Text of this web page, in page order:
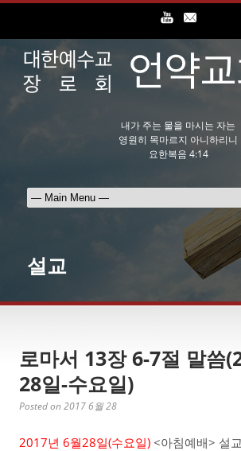
내가 주는 물을 마시는 자는
영원히 목마르지 아니하리니
요한복음 4:14
설교
로마서 13장 6-7절 말씀
28일-수요일)
Posted on 2017 6월 28
2017년 6월28일(수요일) <아침예배> 설